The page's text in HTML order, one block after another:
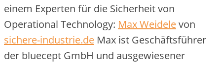
einem Experten für die Sicherheit von
Operational Technology: Max Weidelevon
sichere-industrie.de Max ist Geschäftsführer
der bluecept GmbH und ausgewiesener